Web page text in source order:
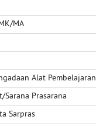
MA
Alat Pembelajaran
Sarana Prasarana
Sarpras